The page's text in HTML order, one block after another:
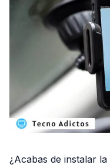
¿Acabas de instalar la